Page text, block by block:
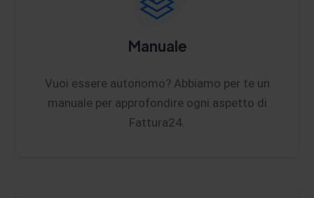
Manuale
Vuoi essere autonomo? Abbiamo per te un
manuale per approfondire ogni aspetto di
Fattura24.